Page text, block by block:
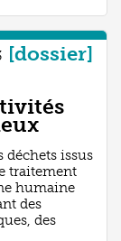
[dossier]
déchets issus
traitement
humaine
des
des